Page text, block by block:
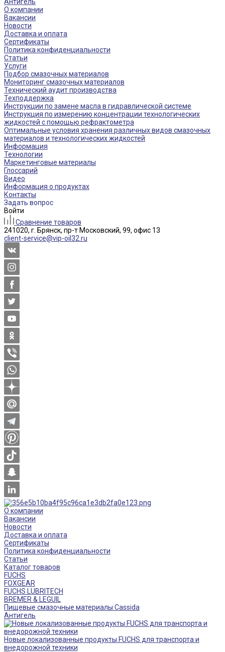
О компании
Вакансии
Новости
Доставка и оплата
Сертификаты
Политика конфиденциальности
Статьи
Услуги
Подбор смазочных материалов
Мониторинг смазочных материалов
Технический аудит производства
Техподдержка
Инструкции по замене масла в гидравлической системе
Инструкция по измерению концентрации технологических
жидкостей с помощью рефрактометра
Оптимальные условия хранения различных видов смазочных
материалов и технологических жидкостей
Информация
Технологии
Маркетинговые материалы
Глоссарий
Видео
Информация о продуктах
Контакты
Задать вопрос
Войти
Сравнение товаров
241020, г. Брянск, пр-т Московский, 99, офис 13
client-service@vip-oil32.ru
О компании
Вакансии
Новости
Доставка и оплата
Сертификаты
Политика конфиденциальности
Статьи
Каталог товаров
FUCHS
FOXGEAR
FUCHS LUBRITECH
BREMER & LEGUIL
Пищевые смазочные материалы Cassida
Антигель
Новые локализованные продукты FUCHS для транспорта и
внедорожной техники